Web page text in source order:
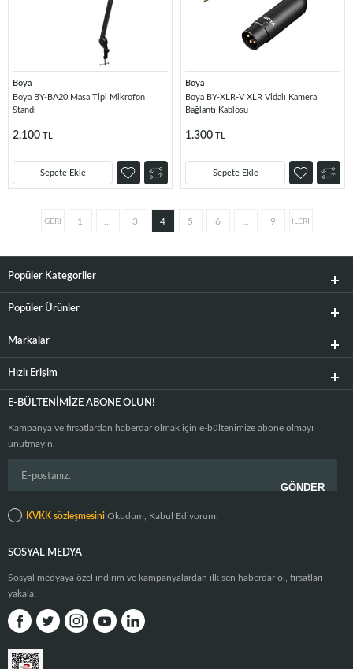
Boya
Boya BY-BA20 Masa Tipi Mikrofon
Standı
2.100 TL
Sepete Ekle
Boya
Boya BY-XLR-V XLR Vidalı Kamera
Bağlantı Kablosu
1.300 TL
Sepete Ekle
1 3 4 5 6 9
Popüler Kategoriler
Popüler Ürünler
Markalar
Hızlı Erişim
E-BÜLTENIMIZE ABONE OLUN!
Kampanya ve fırsatlardan haberdar olmak için e-bültenimize abone olmayı
unutmayın.
KVKK sözleşmesini Okudum, Kabul Ediyorum.
SOSYAL MEDYA
Sosyal medyaya özel indirim ve kampanyalardan ilk sen haberdar ol, fırsatları
yakala!